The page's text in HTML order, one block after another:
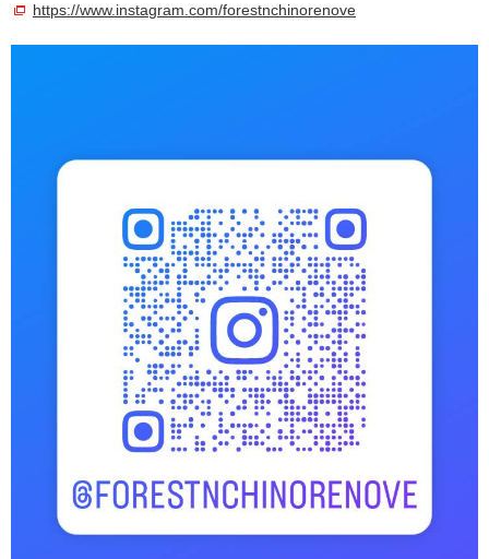
https://www.instagram.com/forestnchinorenove